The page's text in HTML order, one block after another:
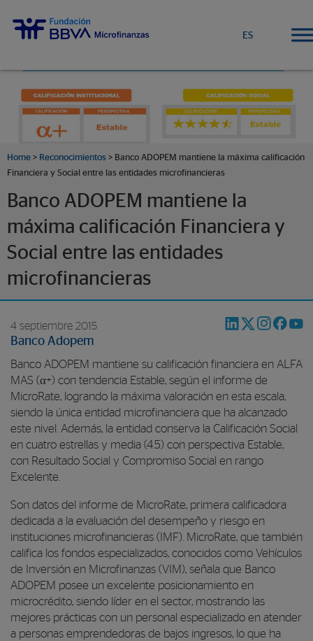
ES
Home > Reconocimientos > Banco ADOPEM mantiene la máxima calificación
Financiera y Social entre las entidades microfinancieras
Banco ADOPEM mantiene la
máxima calificación Financiera y
Social entre las entidades
microfinancieras
4 septiembre 2015
Banco Adopem
Banco ADOPEM mantiene su calificación financiera en ALFA
MAS (α+) con tendencia Estable, según el informe de
MicroRate, logrando la máxima valoración en esta escala,
siendo la única entidad microfinanciera que ha alcanzado
este nivel. Además, la entidad conserva la Calificación Social
en cuatro estrellas y media (4.5) con perspectiva Estable,
con Resultado Social y Compromiso Social en rango
Excelente.
Son datos del informe de MicroRate, primera calificadora
dedicada a la evaluación del desempeño y riesgo en
instituciones microfinancieras (IMF). MicroRate, que también
califica los fondos especializados, conocidos como Vehículos
de Inversión en Microfinanzas (VIM), señala que Banco
ADOPEM posee un excelente posicionamiento en
microcrédito, siendo líder en el sector, mostrando las
mejores prácticas con un personal especializado en atender
a personas emprendedoras de bajos ingresos, lo que ha